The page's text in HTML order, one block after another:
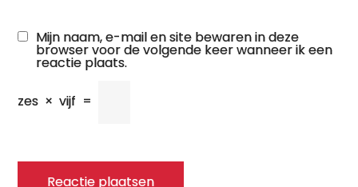
Mijn naam, e-mail en site bewaren in deze
browser voor de volgende keer wanneer ik een
reactie plaats.
zes × vijf =